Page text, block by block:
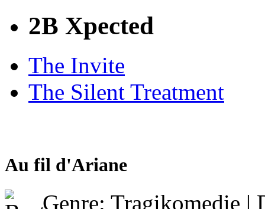
2B Xpected
The Invite
The Silent Treatment
Au fil d'Ariane
Genre: Tragikomedie |